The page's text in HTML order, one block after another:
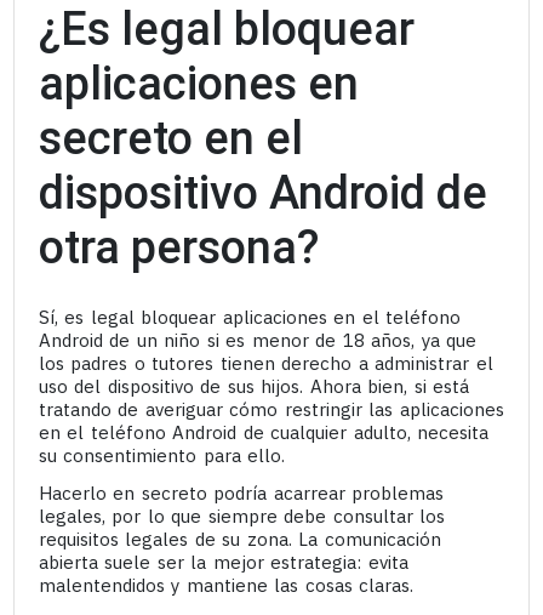
¿Es legal bloquear
aplicaciones en
secreto en el
dispositivo Android de
otra persona?
Sí, es legal bloquear aplicaciones en el teléfono
Android de un niño si es menor de 18 años, ya que
los padres o tutores tienen derecho a administrar el
uso del dispositivo de sus hijos. Ahora bien, si está
tratando de averiguar cómo restringir las aplicaciones
en el teléfono Android de cualquier adulto, necesita
su consentimiento para ello.
Hacerlo en secreto podría acarrear problemas
legales, por lo que siempre debe consultar los
requisitos legales de su zona. La comunicación
abierta suele ser la mejor estrategia: evita
malentendidos y mantiene las cosas claras.